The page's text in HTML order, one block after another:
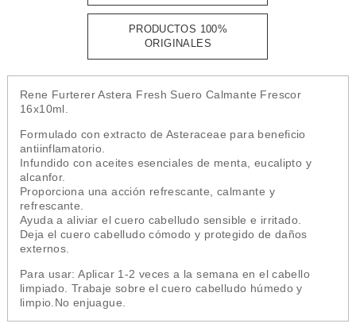
PRODUCTOS 100%
ORIGINALES
Rene Furterer Astera Fresh Suero Calmante Frescor
16x10ml.
Formulado con extracto de Asteraceae para beneficio
antiinflamatorio.
Infundido con aceites esenciales de menta, eucalipto y
alcanfor.
Proporciona una acción refrescante, calmante y
refrescante.
Ayuda a aliviar el cuero cabelludo sensible e irritado.
Deja el cuero cabelludo cómodo y protegido de daños
externos.
Para usar: Aplicar 1-2 veces a la semana en el cabello
limpiado. Trabaje sobre el cuero cabelludo húmedo y
limpio.No enjuague.